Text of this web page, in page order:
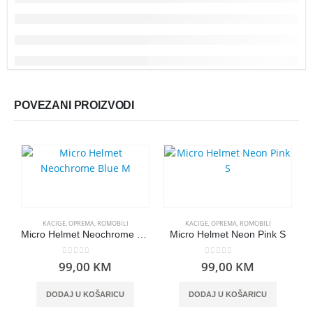
POVEZANI PROIZVODI
KACIGE,OPREMA, ROMOBILI
Micro Helmet Neochrome Blue M
0out of 5
99,00 KM
DODAJ U KOŠARICU
KACIGE,OPREMA, ROMOBILI
Micro Helmet Neon Pink S
0out of 5
99,00 KM
DODAJ U KOŠARICU